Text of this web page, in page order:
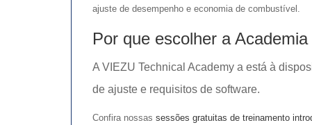
ajuste de desempenho e economia de combustível.
Por que escolher a
A VIEZU Technical Academy a está à
de ajuste e requisitos de software.
Confira nossas sessões gratuitas de treinamento